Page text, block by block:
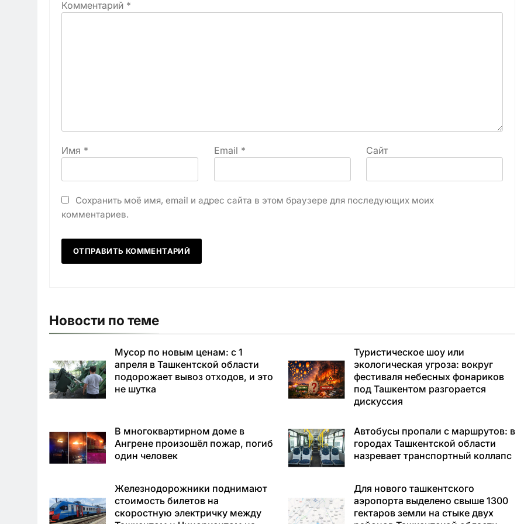
Комментарий *
Имя * Email * Сайт
Сохранить моё имя, email и адрес сайта в этом браузере для последующих моих
комментариев.
Новости по теме
Мусор по новым ценам: с 1
апреля в Ташкентской области
подорожает вывоз отходов, и это
не шутка
Туристическое шоу или
экологическая угроза: вокруг
фестиваля небесных фонариков
под Ташкентом разгорается
дискуссия
В многоквартирном доме в
Ангрене произошёл пожар, погиб
один человек
Автобусы пропали с маршрутов: в
городах Ташкентской области
назревает транспортный коллапс
Железнодорожники поднимают
стоимость билетов на
скоростную электричку между
Для нового ташкентского
аэропорта выделено свыше 1300
гектаров земли на стыке двух